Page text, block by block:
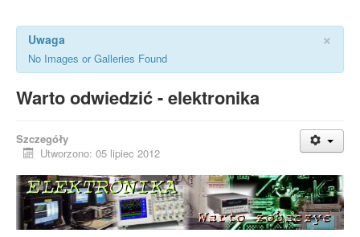
×
Uwaga
No Images or Galleries Found
Warto odwiedzić - elektronika
Szczegóły
Utworzono: 05 lipiec 2012